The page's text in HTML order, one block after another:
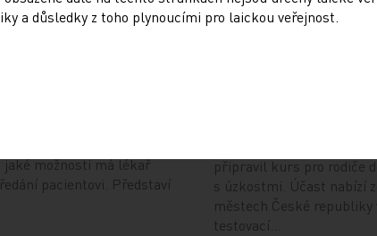
Doporučené
možnosti má lékař
pacientovi. Představí
připravil kurs pro rodiče
s úzkostmi. Účast nabízí
městech České republiky
testovací…
a důsledky z toho plynoucími pro laickou veřejnost.